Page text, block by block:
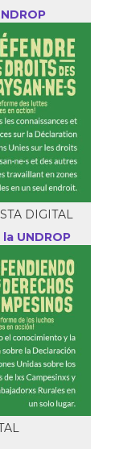
DIGITAL
UNDROP